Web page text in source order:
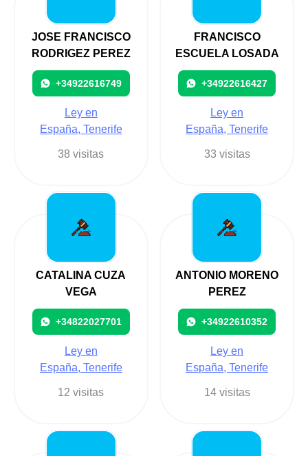
JOSE FRANCISCO
RODRIGEZ PEREZ
+34922616749
Ley en
España, Tenerife
38 visitas
FRANCISCO
ESCUELA LOSADA
+34922616427
Ley en
España, Tenerife
33 visitas
CATALINA CUZA
VEGA
+34822027701
Ley en
España, Tenerife
12 visitas
ANTONIO MORENO
PEREZ
+34922610352
Ley en
España, Tenerife
14 visitas